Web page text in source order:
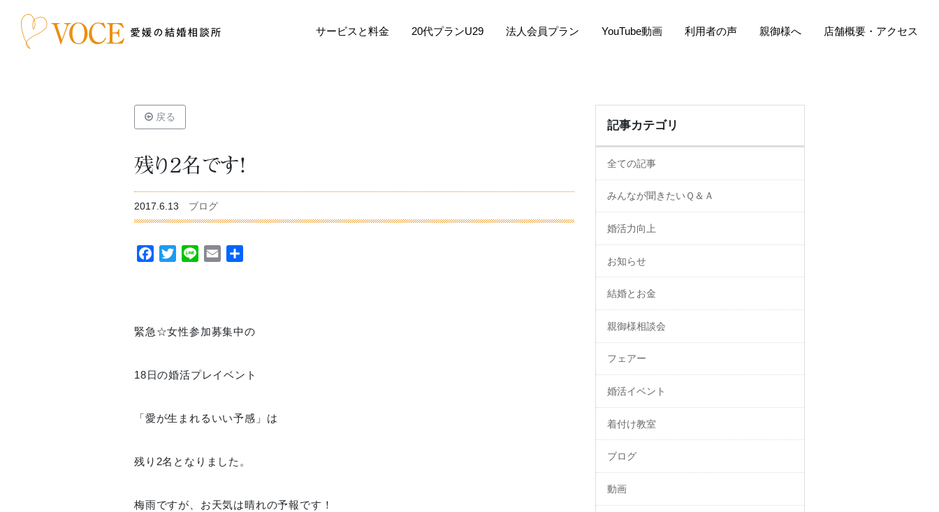
サービスと料金 20代プランU29 法人会員プラン YouTube動画 利用者の声 親御様へ 店舗概要・アクセス
戻る
残り２名です！
2017.6.13 ブログ
Facebook
TwitterLine Email
緊急☆女性参加募集中の
18日の婚活プレイベント
「愛が生まれるいい予感」は
残り2名となりました。
梅雨ですが、お天気は晴れの予報です！
記事カテゴリ
全ての記事
みんなが聞きたいＱ＆Ａ
婚活力向上
お知らせ
結婚とお金
親御様相談会
フェアー
婚活イベント
着付け教室
ブログ
動画